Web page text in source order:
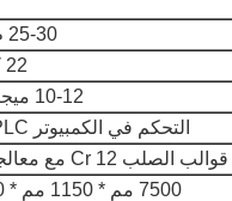
25-30 م / دقيقة
22 كيلو واط
10-12 ميجا باسكال
التحكم في الكمبيوتر PLC الشهير
قوالب الصلب Cr 12 مع معالجة مروية
7500 مم * 1150 مم * 1510 مم